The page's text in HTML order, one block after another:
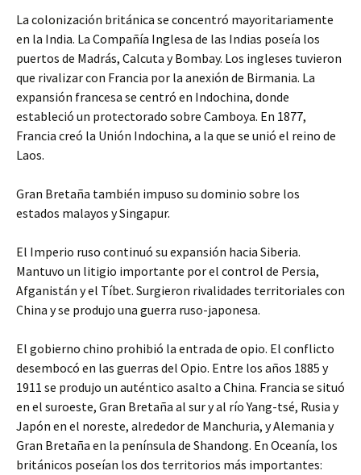
La colonización británica se concentró mayoritariamente
en la India. La Compañía Inglesa de las Indias poseía los
puertos de Madrás, Calcuta y Bombay. Los ingleses tuvieron
que rivalizar con Francia por la anexión de Birmania. La
expansión francesa se centró en Indochina, donde
estableció un protectorado sobre Camboya. En 1877,
Francia creó la Unión Indochina, a la que se unió el reino de
Laos.
Gran Bretaña también impuso su dominio sobre los
estados malayos y Singapur.
El Imperio ruso continuó su expansión hacia Siberia.
Mantuvo un litigio importante por el control de Persia,
Afganistán y el Tíbet. Surgieron rivalidades territoriales con
China y se produjo una guerra ruso-japonesa.
El gobierno chino prohibió la entrada de opio. El conflicto
desembocó en las guerras del Opio. Entre los años 1885 y
1911 se produjo un auténtico asalto a China. Francia se situó
en el suroeste, Gran Bretaña al sur y al río Yang-tsé, Rusia y
Japón en el noreste, alrededor de Manchuria, y Alemania y
Gran Bretaña en la península de Shandong. En Oceanía, los
británicos poseían los dos territorios más importantes: